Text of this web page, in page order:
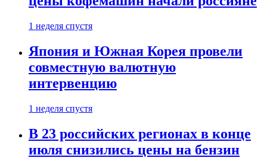
1 неделя спустя
Япония и Южная Корея провели
совместную валютную
интервенцию
1 неделя спустя
В 23 российских регионах в конце
июля снизились цены на бензин